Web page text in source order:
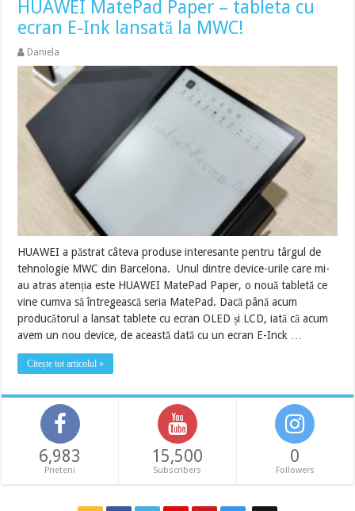
HUAWEI MatePad Paper – tableta cu
ecran E-Ink lansată la MWC!
Daniela
HUAWEI a păstrat câteva produse interesante pentru târgul de
tehnologie MWC din Barcelona. Unul dintre device-urile care mi-
au atras atenția este HUAWEI MatePad Paper, o nouă tabletă ce
vine cumva să întregească seria MatePad. Dacă până acum
producătorul a lansat tablete cu ecran OLED și LCD, iată că acum
avem un nou device, de această dată cu un ecran E-Inck …
Citește tot articolul »
6,983
Prieteni
15,500
Subscribers
0
Followers